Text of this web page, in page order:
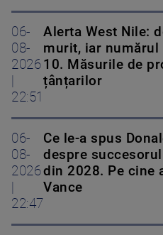
06-
08-
2026
22:51
Alerta West Nile:
murit, iar
10. Măsurile de
țânțarilor
06-
08-
2026
22:47
Ce le-a spus
despre
din 2028. Pe cine
Vance